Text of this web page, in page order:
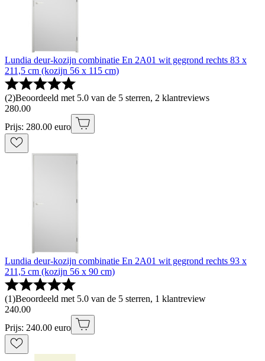
Lundia deur-kozijn combinatie En 2A01 wit gegrond rechts 83 x
211,5 cm (kozijn 56 x 115 cm)
(2)Beoordeeld met 5.0 van de 5 sterren, 2 klantreviews
280.00
Prijs: 280.00 euro
Lundia deur-kozijn combinatie En 2A01 wit gegrond rechts 93 x
211,5 cm (kozijn 56 x 90 cm)
(1)Beoordeeld met 5.0 van de 5 sterren, 1 klantreview
240.00
Prijs: 240.00 euro